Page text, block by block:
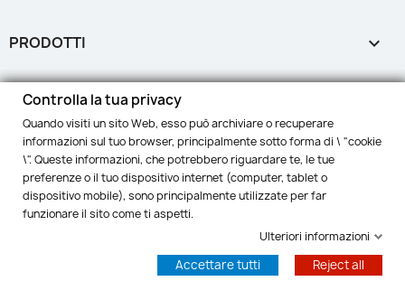
PRODOTTI 
LA NOSTRA AZIENDA 
IL TUO ACCOUNT 
INFORMAZIONI NEGOZIO
© 2026 - Diritti Riservati BakeryLab™
Controlla la tua privacy
Quando visiti un sito Web, esso può archiviare o recuperare
informazioni sul tuo browser, principalmente sotto forma di \ "cookie
\". Queste informazioni, che potrebbero riguardare te, le tue
preferenze o il tuo dispositivo internet (computer, tablet o
dispositivo mobile), sono principalmente utilizzate per far
funzionare il sito come ti aspetti.
Ulteriori informazioni
Accettare tutti Reject all